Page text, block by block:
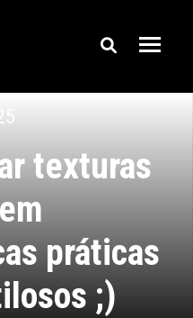
texturas
práticas
;)